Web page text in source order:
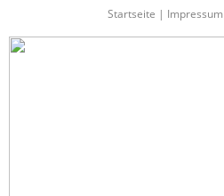
Startseite | Impressum